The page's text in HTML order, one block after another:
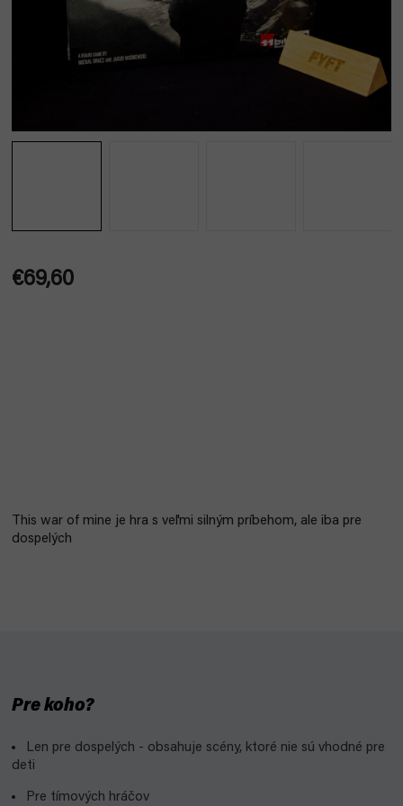
€69,60
This war of mine je hra s veľmi silným príbehom, ale iba pre
dospelých
Pre koho?
Len pre dospelých - obsahuje scény, ktoré nie sú vhodné pre
deti
Pre tímových hráčov